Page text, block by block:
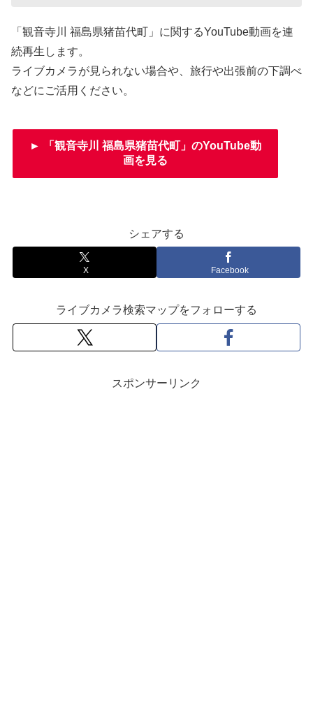
「観音寺川 福島県猪苗代町」に関するYouTube動画を連
続再生します。
ライブカメラが見られない場合や、旅行や出張前の下調べ
などにご活用ください。
► 「観音寺川 福島県猪苗代町」のYouTube動
画を見る
シェアする
X Facebook
ライブカメラ検索マップをフォローする
スポンサーリンク